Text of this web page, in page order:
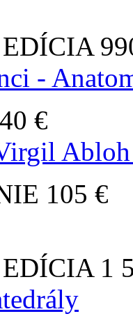
-
€
105 €
1